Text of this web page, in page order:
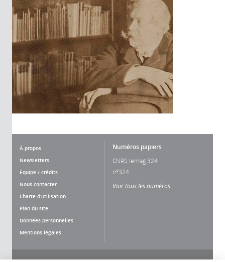
À propos
Newsletters
Équipe / crédits
Nous contacter
Charte d'utilisation
Plan du site
Données personnelles
Mentions légales
Numéros papiers
CNRS lemag 324
n°324
Voir tous les numéros